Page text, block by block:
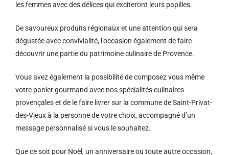
les femmes avec des délices qui exciteront leurs papilles.
De savoureux produits régionaux et une attention qui sera
dégustée avec convivialité, l’occasion également de faire
découvrir une partie du patrimoine culinaire de Provence.
Vous avez également la possibilité de composez vous même
votre panier gourmand avec nos spécialités culinaires
provençales et de le faire livrer sur la commune de Saint-Privat-
des-Vieux à la personne de votre choix, accompagné d’un
message personnalisé si vous le souhaitez.
Que ce soit pour Noël, un anniversaire ou toute autre occasion,